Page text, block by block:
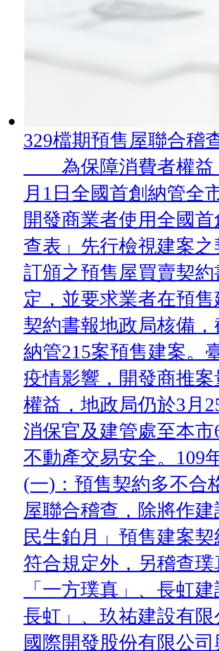
329檔期預售屋聯合稽
為保障消費者權益
月1日全國首創納管全
開發商業者使用全國
查表」先行檢視建案
訂頒之預售屋買賣契
定，並要求業者在預
契約書報地政局核備
納管215案預售建案。
疫情影響，開發商推
權益，地政局仍於3月
消保官及建管處至本
不動產交易安全。109
(一)：預售契約多不
屋聯合稽查，除將作
民生鉑月」預售建案
符合規定外，另稽查
「一方璞真」、長虹
長虹」、玖祐建設有
國際開發股份有限公